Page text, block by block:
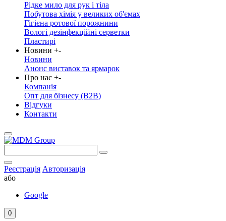
Рідке мило для рук і тіла
Побутова хімія у великих об'ємах
Гігієна ротової порожнини
Вологі дезінфекційні серветки
Пластирі
Новини +-
Новини
Анонс виставок та ярмарок
Про нас +-
Компанія
Опт для бізнесу (B2B)
Відгуки
Контакти
Реєстрація Авторизація
або
Google
0